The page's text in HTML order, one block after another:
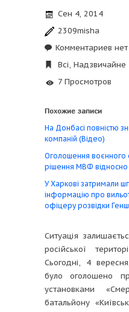
Сен 4, 2014
2309misha
Комментариев нет
Всі, Надзвичайне
7 Просмотров
Похожие записи
На Донбасі повністю
компаній (Відео)
Оголошення воєнного
рішення МВФ відносно
У Харкові затримали
інформацію про
офіцеру розвідки
Ситуація
російської
Сьогодні, 4
було оголошено
установками
батальйону